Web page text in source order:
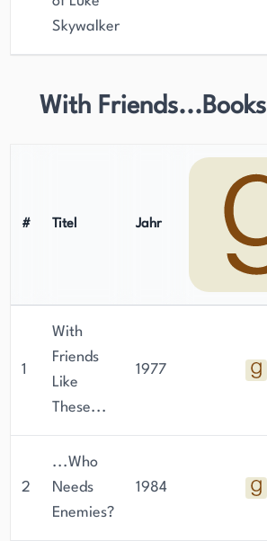
Skywalker
With Friends...Books
# Titel Jahr
1
With
Friends
Like
These...
1977
2
...Who
Needs
Enemies?
1984